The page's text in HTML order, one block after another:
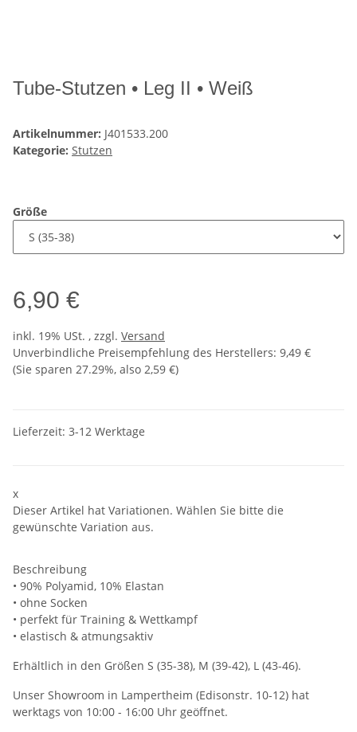
Tube-Stutzen • Leg II • Weiß
Artikelnummer: J401533.200
Kategorie: Stutzen
Größe
6,90 €
inkl. 19% USt. , zzgl. Versand
Unverbindliche Preisempfehlung des Herstellers: 9,49 €
(Sie sparen 27.29%, also 2,59 €)
Lieferzeit: 3-12 Werktage
x
Dieser Artikel hat Variationen. Wählen Sie bitte die
gewünschte Variation aus.
Beschreibung
• 90% Polyamid, 10% Elastan
• ohne Socken
• perfekt für Training & Wettkampf
• elastisch & atmungsaktiv
Erhältlich in den Größen S (35-38), M (39-42), L (43-46).
Unser Showroom in Lampertheim (Edisonstr. 10-12) hat
werktags von 10:00 - 16:00 Uhr geöffnet.